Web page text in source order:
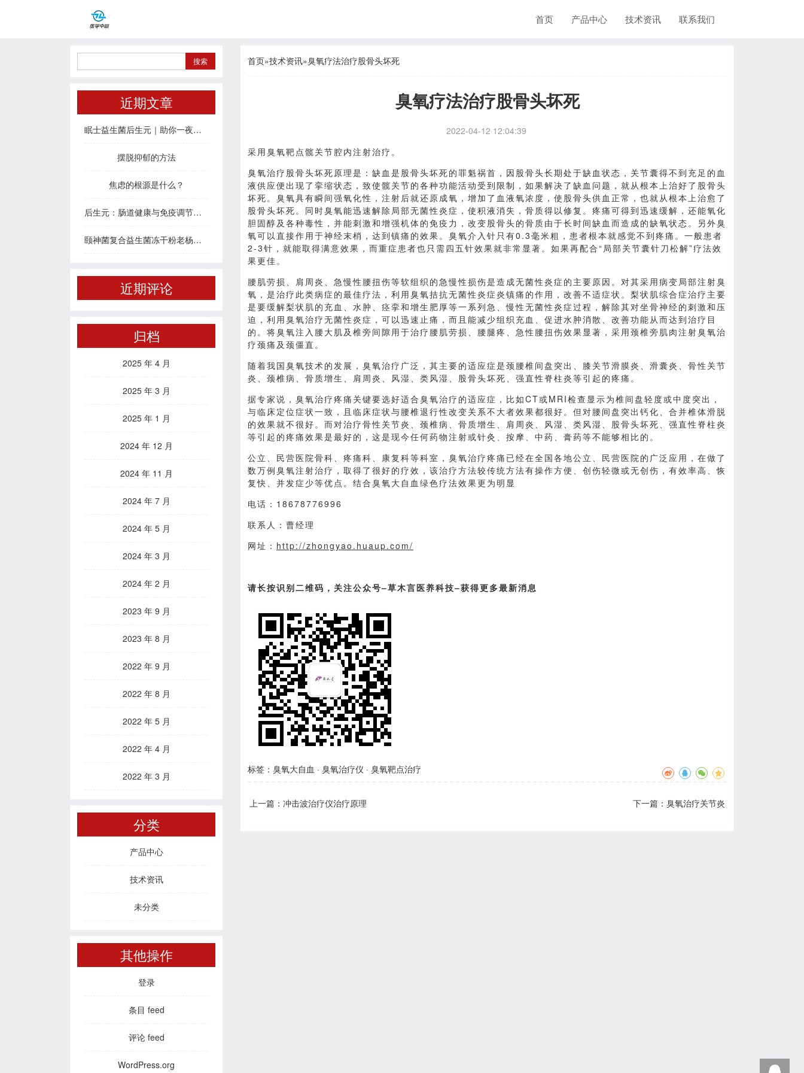
首页 产品中心 技术资讯 联系我们
近期文章
眠士益生菌后生元｜助你一夜好眠，治愈疲惫身心
摆脱抑郁的方法
焦虑的根源是什么？
后生元：肠道健康与免疫调节的新密码
颐神菌复合益生菌冻干粉老杨说睡眠
近期评论
归档
2025 年 4 月
2025 年 3 月
2025 年 1 月
2024 年 12 月
2024 年 11 月
2024 年 7 月
2024 年 5 月
2024 年 3 月
2024 年 2 月
2023 年 9 月
2023 年 8 月
2022 年 9 月
2022 年 8 月
2022 年 5 月
2022 年 4 月
2022 年 3 月
分类
产品中心
技术资讯
未分类
其他操作
登录
条目 feed
评论 feed
WordPress.org
首页»技术资讯»臭氧疗法治疗股骨头坏死
臭氧疗法治疗股骨头坏死
2022-04-12 12:04:39
采用臭氧靶点髋关节腔内注射治疗。
臭氧治疗股骨头坏死原理是：缺血是股骨头坏死的罪魁祸首，因股骨头长期处于缺血状态，关节囊得不到充足的血
液供应便出现了挛缩状态，致使髋关节的各种功能活动受到限制，如果解决了缺血问题，就从根本上治好了股骨头
坏死。臭氧具有瞬间强氧化性，注射后就还原成氧，增加了血液氧浓度，使股骨头供血正常，也就从根本上治愈了
股骨头坏死。同时臭氧能迅速解除局部无菌性炎症，使积液消失，骨质得以修复。疼痛可得到迅速缓解，还能氧化
胆固醇及各种毒性，并能刺激和增强机体的免疫力，改变股骨头的骨质由于长时间缺血而造成的缺氧状态。另外臭
氧可以直接作用于神经末梢，达到镇痛的效果。臭氧介入针只有0.3毫米粗，患者根本就感觉不到疼痛。一般患者
2-3针，就能取得满意效果，而重症患者也只需四五针效果就非常显著。如果再配合“局部关节囊针刀松解”疗法效
果更佳。
腰肌劳损、肩周炎、急慢性腰扭伤等软组织的急慢性损伤是造成无菌性炎症的主要原因。对其采用病变局部注射臭
氧，是治疗此类病症的最佳疗法，利用臭氧拮抗无菌性炎症炎镇痛的作用，改善不适症状。梨状肌综合症治疗主要
是要缓解梨状肌的充血、水肿、痉挛和增生肥厚等一系列急、慢性无菌性炎症过程，解除其对坐骨神经的刺激和压
迫，利用臭氧治疗无菌性炎症，可以迅速止痛，而且能减少组织充血、促进水肿消散、改善功能从而达到治疗目
的。将臭氧注入腰大肌及椎旁间隙用于治疗腰肌劳损、腰腿疼、急性腰扭伤效果显著，采用颈椎旁肌肉注射臭氧治
疗颈痛及颈僵直。
随着我国臭氧技术的发展，臭氧治疗广泛，其主要的适应症是颈腰椎间盘突出、膝关节滑膜炎、滑囊炎、骨性关节
炎、颈椎病、骨质增生、肩周炎、风湿、类风湿、股骨头坏死、强直性脊柱炎等引起的疼痛。
据专家说，臭氧治疗疼痛关键要选好适合臭氧治疗的适应症，比如CT或MRI检查显示为椎间盘轻度或中度突出，
与临床定位症状一致，且临床症状与腰椎退行性改变关系不大者效果都很好。但对腰间盘突出钙化、合并椎体滑脱
的效果就不很好。而对治疗骨性关节炎、颈椎病、骨质增生、肩周炎、风湿、类风湿、股骨头坏死、强直性脊柱炎
等引起的疼痛效果是最好的，这是现今任何药物注射或针灸、按摩、中药、膏药等不能够相比的。
公立、民营医院骨科、疼痛科、康复科等科室，臭氧治疗疼痛已经在全国各地公立、民营医院的广泛应用，在做了
数万例臭氧注射治疗，取得了很好的疗效，该治疗方法较传统方法有操作方便、创伤轻微或无创伤，有效率高、恢
复快、并发症少等优点。结合臭氧大自血绿色疗法效果更为明显
电话：18678776996
联系人：曹经理
网址： http://zhongyao.huaup.com/
请长按识别二维码，关注公众号–草木言医养科技–获得更多最新消息
标签： 臭氧大自血 · 臭氧治疗仪 · 臭氧靶点治疗
上一篇： 冲击波治疗仪治疗原理 下一篇： 臭氧治疗关节炎